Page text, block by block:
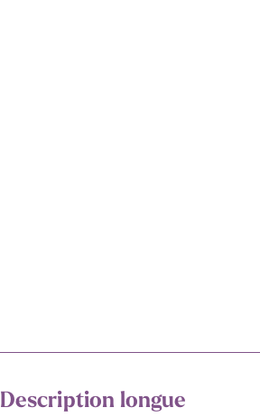
Description longue